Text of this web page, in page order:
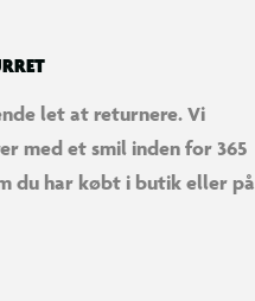
let at returnere. Vi
med et smil inden for 365
du har købt i butik eller på